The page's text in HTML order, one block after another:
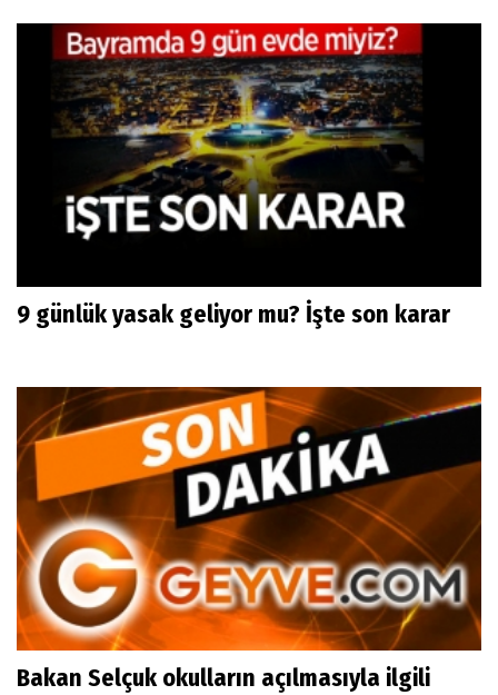
9 günlük yasak geliyor mu? İşte son karar
Bakan Selçuk okulların açılmasıyla ilgili